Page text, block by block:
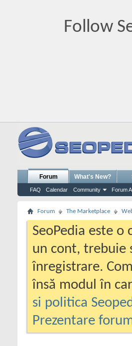
Follow
Forum
FAQ Calendar Community Forum
What's New?
Forum The Marketplace
SeoPedia este
un cont, trebuie
înregistrare.
însă modul în
si politica
Prezentare